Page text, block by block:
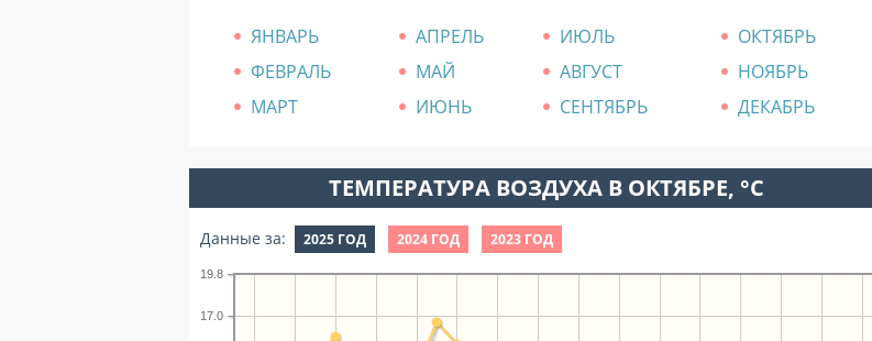
ЯНВАРЬ АПРЕЛЬ ИЮЛЬ
ОКТЯБРЬ
ФЕВРАЛЬ
МАЙ АВГУСТ
НОЯБРЬ
МАРТ
ИЮНЬ СЕНТЯБРЬ ДЕКАБРЬ
ТЕМПЕРАТУРА ВОЗДУХА В ОКТЯБРЕ, °C
Данные за: 2025 ГОД 2024 ГОД 2023 ГОД
17.0
19.8